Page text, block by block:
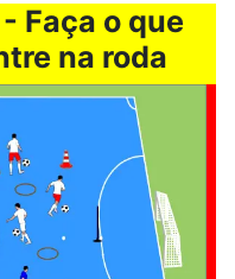
Faça o que
na roda